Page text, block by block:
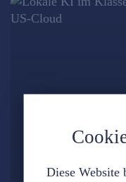
Diese Website